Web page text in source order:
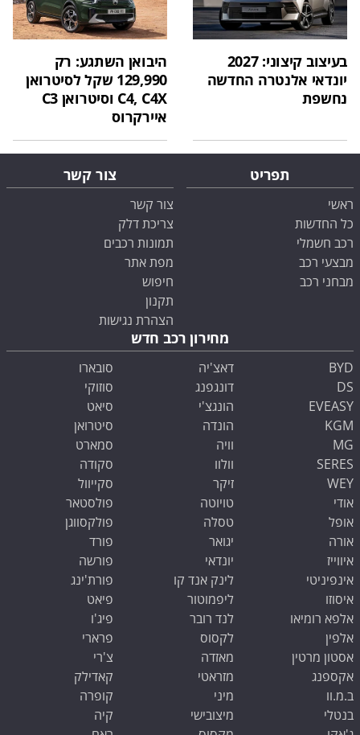
בעיצוב קיצוני: 2027
יונדאי אלנטרה החדשה
נחשפת
היבואן השתגע: רק
129,990 שקל לסיטרואן
C4, C4X וסיטרואן C3
איירקרוס
תפריט
ראשי
כל החדשות
רכב חשמלי
מבצעי רכב
מבחני רכב
צור קשר
צור קשר
צריכת דלק
תמונות רכבים
מפת אתר
חיפוש
תקנון
הצהרת נגישות
מחירון רכב חדש
BYD
DS
EVEASY
KGM
MG
SERES
WEY
אודי
אופל
אורה
איווייז
אינפיניטי
איסוזו
אלפא רומיאו
אלפין
אסטון מרטין
אקספנג
ב.מ.וו
בנטלי
דאצ'יה
דונגפנג
הונגצ'י
הונדה
וויה
וולוו
זיקר
טויוטה
טסלה
יגואר
יונדאי
לינק אנד קו
ליפמוטור
לנד רובר
לקסוס
מאזדה
מזראטי
מיני
מיצובישי
סובארו
סוזוקי
סיאט
סיטרואן
סמארט
סקודה
סקייוול
פולסטאר
פולקסווגן
פורד
פורשה
פורת'ינג
פיאט
פיג'ו
פרארי
צ'רי
קאדילק
קופרה
קיה